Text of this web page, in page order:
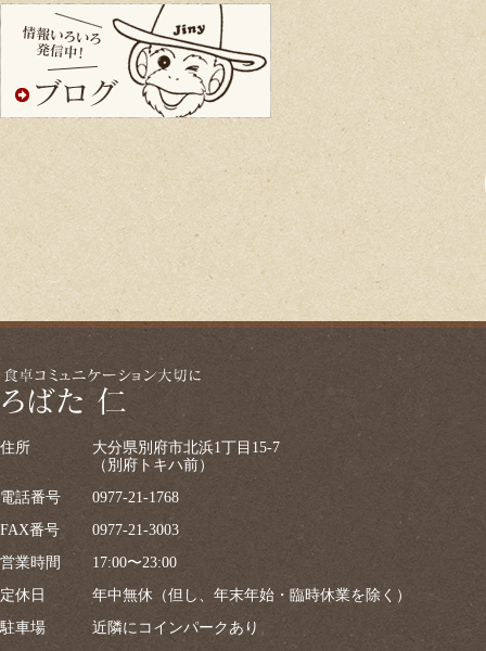
住所
大分県別府市北浜1丁目15-7
（別府トキハ前）
電話番号
0977-21-1768
FAX番号
0977-21-3003
営業時間
17:00〜23:00
定休日
年中無休（但し、年末年始・臨時休業を除く）
駐車場
近隣にコインパークあり